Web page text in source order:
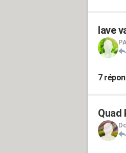
lave
7
Quad